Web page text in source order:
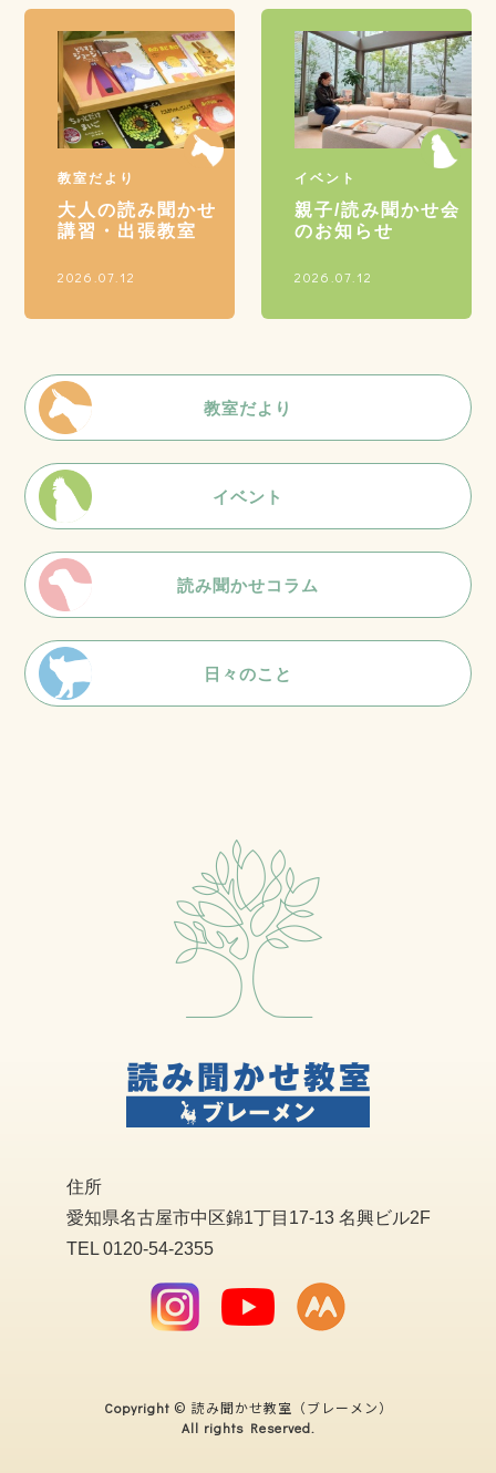
教室だより
大人の読み聞かせ
講習・出張教室
2026.07.12
イベント
親子/読み聞かせ会
のお知らせ
2026.07.12
教室だより
イベント
読み聞かせコラム
日々のこと
住所
愛知県名古屋市中区錦1丁目17-13 名興ビル2F
TEL 0120-54-2355
Copyright © 読み聞かせ教室（ブレーメン）
All rights Reserved.